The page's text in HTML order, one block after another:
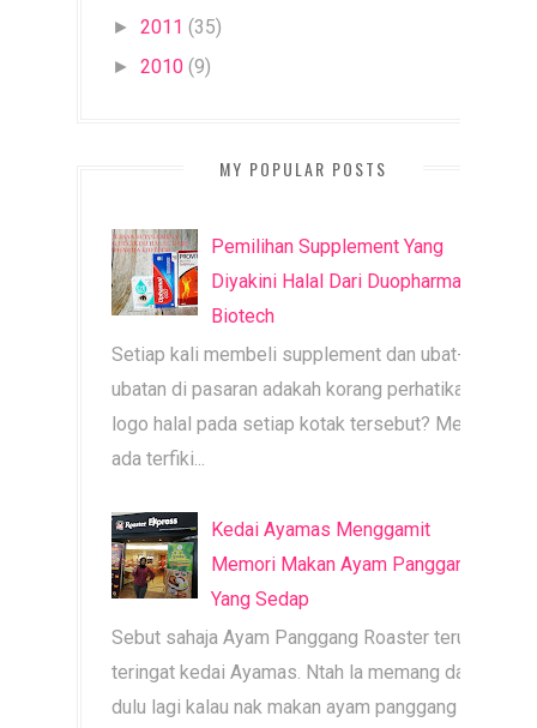
► 2011 (35)
► 2010 (9)
MY POPULAR POSTS
Pemilihan Supplement Yang
Diyakini Halal Dari Duopharma
Biotech
Setiap kali membeli supplement dan ubat-
ubatan di pasaran adakah korang perhatikan
logo halal pada setiap kotak tersebut? Mesti
ada terfiki...
Kedai Ayamas Menggamit
Memori Makan Ayam Panggang
Yang Sedap
Sebut sahaja Ayam Panggang Roaster terus
teringat kedai Ayamas. Ntah la memang dari
dulu lagi kalau nak makan ayam panggang